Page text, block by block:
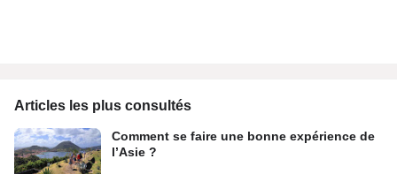
Articles les plus consultés
Comment se faire une bonne expérience de
l’Asie ?